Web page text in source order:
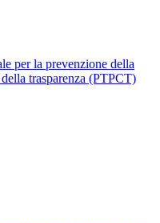
per la prevenzione della
trasparenza (PTPCT)